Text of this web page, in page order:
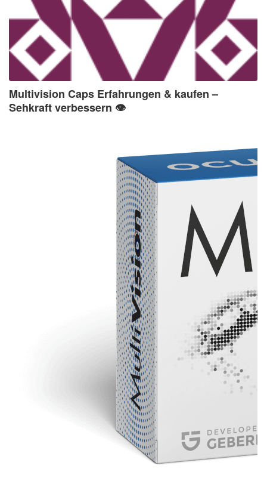
Multivision Caps Erfahrungen & kaufen –
Sehkraft verbessern 👁️